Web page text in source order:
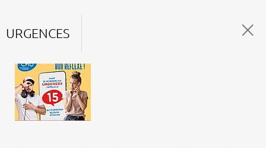
URGENCES